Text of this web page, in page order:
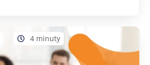
4 minuty